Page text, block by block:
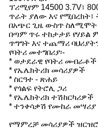
ፕሪሚየም 14500 3.7V፣
ጥራት ያለው እና የሚበረክት፣
በአጭር ጊዜ ውስጥ ስለሚሞት
በጣም ጥሩ ተከታታይ የሃይል
ጥግግት እና ተጨማሪ
የባትሪ መተግበሪያ፡-
* ወታደራዊ የባትሪ መብራቶች
* የኤሌክትሪክ መሳሪያዎች
* ስርዓተ - ጽሐይ
* የጎልፍ የትሮሊ ጋሪ
* የኤሌክትሪክ ተሽከርካሪዎች
* ተንቀሳቃሽ የሙከራ መሣሪያ
የማምረቻ መሳሪያዎች